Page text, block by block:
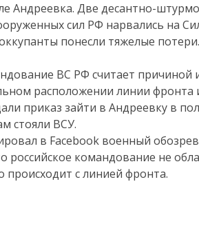
Андреевка. Две десантно-
сил РФ нарвались на
понесли тяжелые потери.
ВС РФ считает причиной
расположении линии фронта
приказ зайти в Андреевку в
стояли ВСУ.
в Facebook военный
российское командование не
с линией фронта.